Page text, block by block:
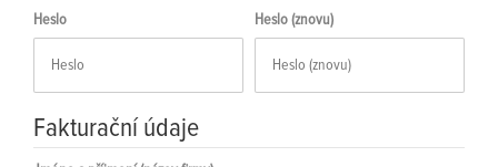
Heslo Heslo (znovu)
Fakturační údaje